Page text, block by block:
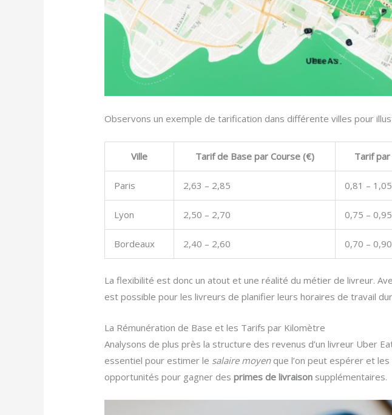
Observons un exemple de tarification dans différente villes pour
Ville Tarif de Base par Course (€) Tarif
Paris 2,63 – 2,85 0,81 – 1,05
Lyon 2,50 – 2,70 0,75 – 0,95
Bordeaux 2,40 – 2,60 0,70 – 0,90
La flexibilité est donc un atout et une réalité du métier de livreur.
est possible pour les livreurs de planifier leurs horaires de travail
La Rémunération de Base et les Tarifs par Kilomètre
Analysons de plus près la structure des revenus d’un livreur Uber
essentiel pour estimer le salaire moyenque l’on peut espérer et
opportunités pour gagner desprimes de livraison supplémentaires.